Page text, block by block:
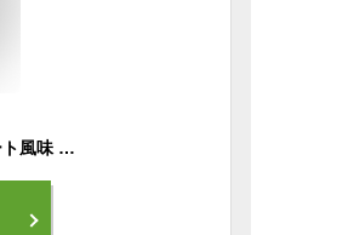
ULTORA ウルトラ ソイプロテイン ミルクチョコレート風味 840g 人工甘味料不使用 40食 国産 ダイエット (840g, ミルクチョコレート風味)